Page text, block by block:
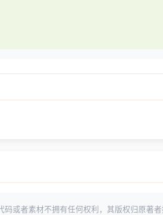
或者素材不拥有任何权利，其版权归原著者